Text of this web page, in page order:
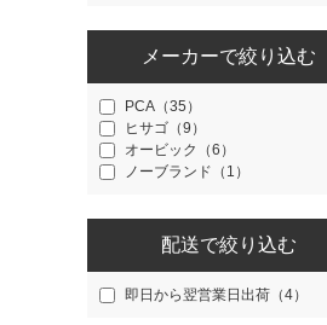
メーカーで絞り込む
PCA（35）
ヒサゴ（9）
オービック（6）
ノーブランド（1）
配送で絞り込む
即日から翌営業日出荷（4）